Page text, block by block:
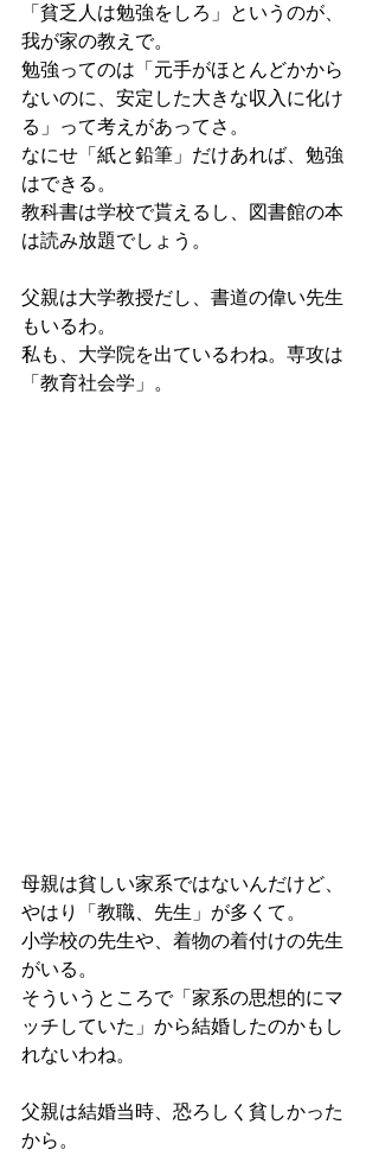
「貧乏人は勉強をしろ」というのが、
我が家の教えで。
勉強ってのは「元手がほとんどかから
ないのに、安定した大きな収入に化け
る」って考えがあってさ。
なにせ「紙と鉛筆」だけあれば、勉強
はできる。
教科書は学校で貰えるし、図書館の本
は読み放題でしょう。
父親は大学教授だし、書道の偉い先生
もいるわ。
私も、大学院を出ているわね。専攻は
「教育社会学」。
母親は貧しい家系ではないんだけど、
やはり「教職、先生」が多くて。
小学校の先生や、着物の着付けの先生
がいる。
そういうところで「家系の思想的にマ
ッチしていた」から結婚したのかもし
れないわね。
父親は結婚当時、恐ろしく貧しかった
から。